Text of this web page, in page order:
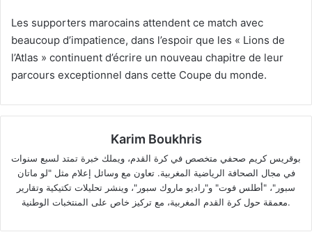
Les supporters marocains attendent ce match avec
beaucoup d’impatience, dans l’espoir que les « Lions de
l’Atlas » continuent d’écrire un nouveau chapitre de leur
parcours exceptionnel dans cette Coupe du monde.
Karim Boukhris
بوقريس كريم صحفي متخصص في كرة القدم، ويملك خبرة تمتد لسبع سنوات
في مجال الصحافة الرياضية المغربية. تعاون مع وسائل إعلام مثل "لو ماتان
سبور"، "أطلس فوت" و"راديو ماروك سبور"، وينشر تحليلات تكتيكية وتقارير
معمقة حول كرة القدم المغربية، مع تركيز خاص على المنتخبات الوطنية.